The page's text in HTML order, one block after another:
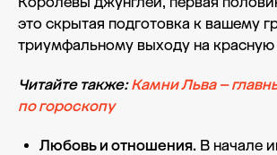
это скрытая подготовка к вашему
триумфальному выходу на
Читайте также:Камни Льва –
по гороскопу
Любовь и отношения. В начале